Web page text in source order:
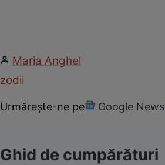
Maria Anghel
zodii
Urmărește-ne pe Google News
Ghid de cumpărături